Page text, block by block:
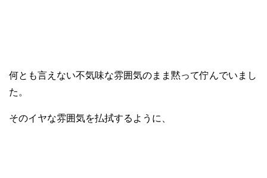
何とも言えない不気味な雰囲気のまま黙って佇んでいまし
た。
そのイヤな雰囲気を払拭するように、